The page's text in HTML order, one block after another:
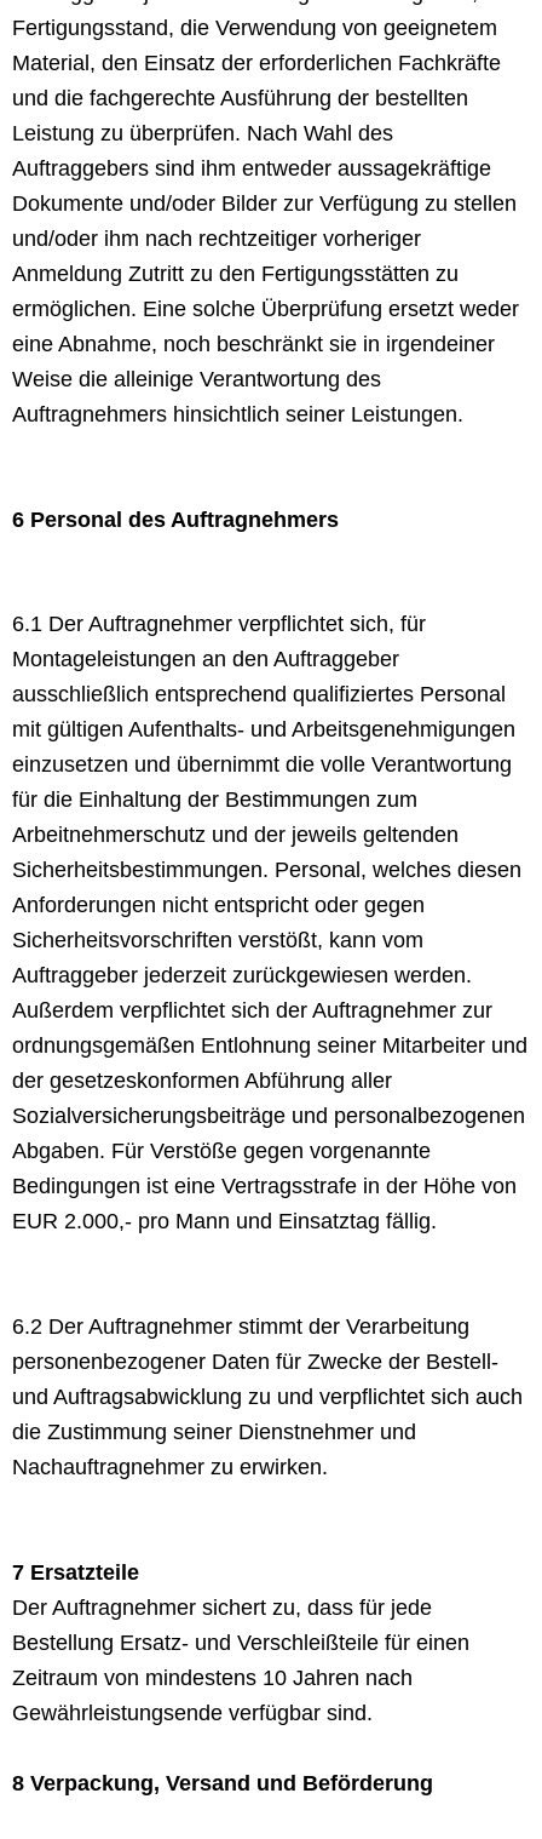
Fertigungsstand, die Verwendung von geeignetem
Material, den Einsatz der erforderlichen Fachkräfte
und die fachgerechte Ausführung der bestellten
Leistung zu überprüfen. Nach Wahl des
Auftraggebers sind ihm entweder aussagekräftige
Dokumente und/oder Bilder zur Verfügung zu stellen
und/oder ihm nach rechtzeitiger vorheriger
Anmeldung Zutritt zu den Fertigungsstätten zu
ermöglichen. Eine solche Überprüfung ersetzt weder
eine Abnahme, noch beschränkt sie in irgendeiner
Weise die alleinige Verantwortung des
Auftragnehmers hinsichtlich seiner Leistungen.
6 Personal des Auftragnehmers
6.1 Der Auftragnehmer verpflichtet sich, für
Montageleistungen an den Auftraggeber
ausschließlich entsprechend qualifiziertes Personal
mit gültigen Aufenthalts- und Arbeitsgenehmigungen
einzusetzen und übernimmt die volle Verantwortung
für die Einhaltung der Bestimmungen zum
Arbeitnehmerschutz und der jeweils geltenden
Sicherheitsbestimmungen. Personal, welches diesen
Anforderungen nicht entspricht oder gegen
Sicherheitsvorschriften verstößt, kann vom
Auftraggeber jederzeit zurückgewiesen werden.
Außerdem verpflichtet sich der Auftragnehmer zur
ordnungsgemäßen Entlohnung seiner Mitarbeiter und
der gesetzeskonformen Abführung aller
Sozialversicherungsbeiträge und personalbezogenen
Abgaben. Für Verstöße gegen vorgenannte
Bedingungen ist eine Vertragsstrafe in der Höhe von
EUR 2.000,- pro Mann und Einsatztag fällig.
6.2 Der Auftragnehmer stimmt der Verarbeitung
personenbezogener Daten für Zwecke der Bestell-
und Auftragsabwicklung zu und verpflichtet sich auch
die Zustimmung seiner Dienstnehmer und
Nachauftragnehmer zu erwirken.
7 Ersatzteile
Der Auftragnehmer sichert zu, dass für jede
Bestellung Ersatz- und Verschleißteile für einen
Zeitraum von mindestens 10 Jahren nach
Gewährleistungsende verfügbar sind.
8 Verpackung, Versand und Beförderung